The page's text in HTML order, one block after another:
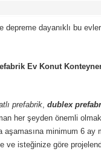
dayanıklı bu
Ev Konut
prefabrik, dublex
her şeyden önemli
aşamasına minimum 6 ay
ve isteğinize göre